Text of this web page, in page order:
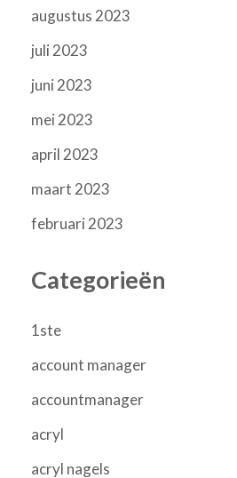
augustus 2023
juli 2023
juni 2023
mei 2023
april 2023
maart 2023
februari 2023
Categorieën
1ste
account manager
accountmanager
acryl
acryl nagels